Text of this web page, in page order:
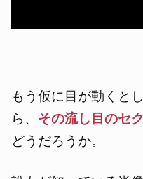
もう仮に目が動くと
ら、 その流し目のセ
どうだろうか。